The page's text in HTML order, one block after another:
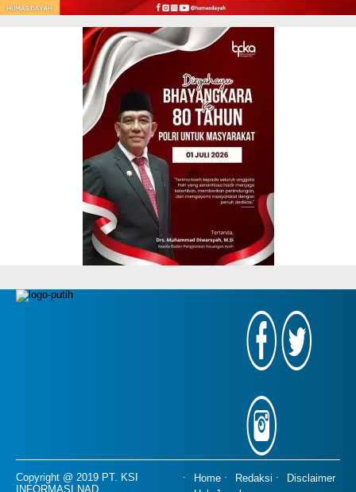
Copyright @ 2019 PT. KSI
INFORMASI NAD
Home Redaksi
Disclaimer